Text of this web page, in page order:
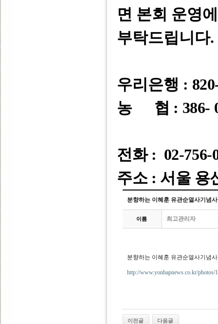
면 본회 운영
부탁드립니다.
우리은행 :
농 협 : 386-
전화 : 02-756-
주소 : 서울 용
분향하는 이혜훈 유관순열사기념
이름 최고관리자
분향하는 이혜훈 유관순열사기념
http://www.yonhapnews.co.kr/
이전글 다음글